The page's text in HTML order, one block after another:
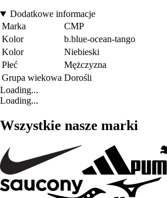
Dodatkowe informacje
Marka
CMP
Kolor
b.blue-ocean-tango
Kolor
Niebieski
Płeć
Mężczyzna
Grupa wiekowa Dorośli
Loading...
Loading...
Wszystkie nasze marki